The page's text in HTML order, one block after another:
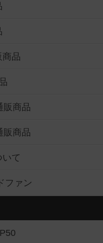
商品
販商品
販商品
て
ファン